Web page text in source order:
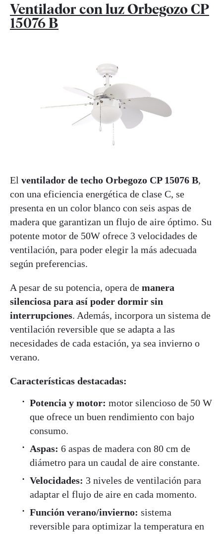
Ventilador con luz Orbegozo CP
15076 B
El ventilador de techo Orbegozo CP 15076 B,
con una eficiencia energética de clase C, se
presenta en un color blanco con seis aspas de
madera que garantizan un flujo de aire óptimo. Su
potente motor de 50W ofrece 3 velocidades de
ventilación, para poder elegir la más adecuada
según preferencias.
A pesar de su potencia, opera de manera
silenciosa para así poder dormir sin
interrupciones. Además, incorpora un sistema de
ventilación reversible que se adapta a las
necesidades de cada estación, ya sea invierno o
verano.
Características destacadas:
Potencia y motor: motor silencioso de 50 W
que ofrece un buen rendimiento con bajo
consumo.
Aspas: 6 aspas de madera con 80 cm de
diámetro para un caudal de aire constante.
Velocidades: 3 niveles de ventilación para
adaptar el flujo de aire en cada momento.
Función verano/invierno: sistema
reversible para optimizar la temperatura en